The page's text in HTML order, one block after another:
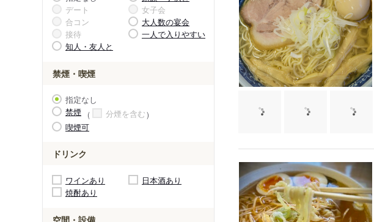
デート
女子会
合コン
大人数の宴会
接待
一人で入りやすい
知人・友人と
禁煙・喫煙
指定なし
禁煙
分煙を含む
喫煙可
ドリンク
ワインあり
日本酒あり
焼酎あり
空間・設備